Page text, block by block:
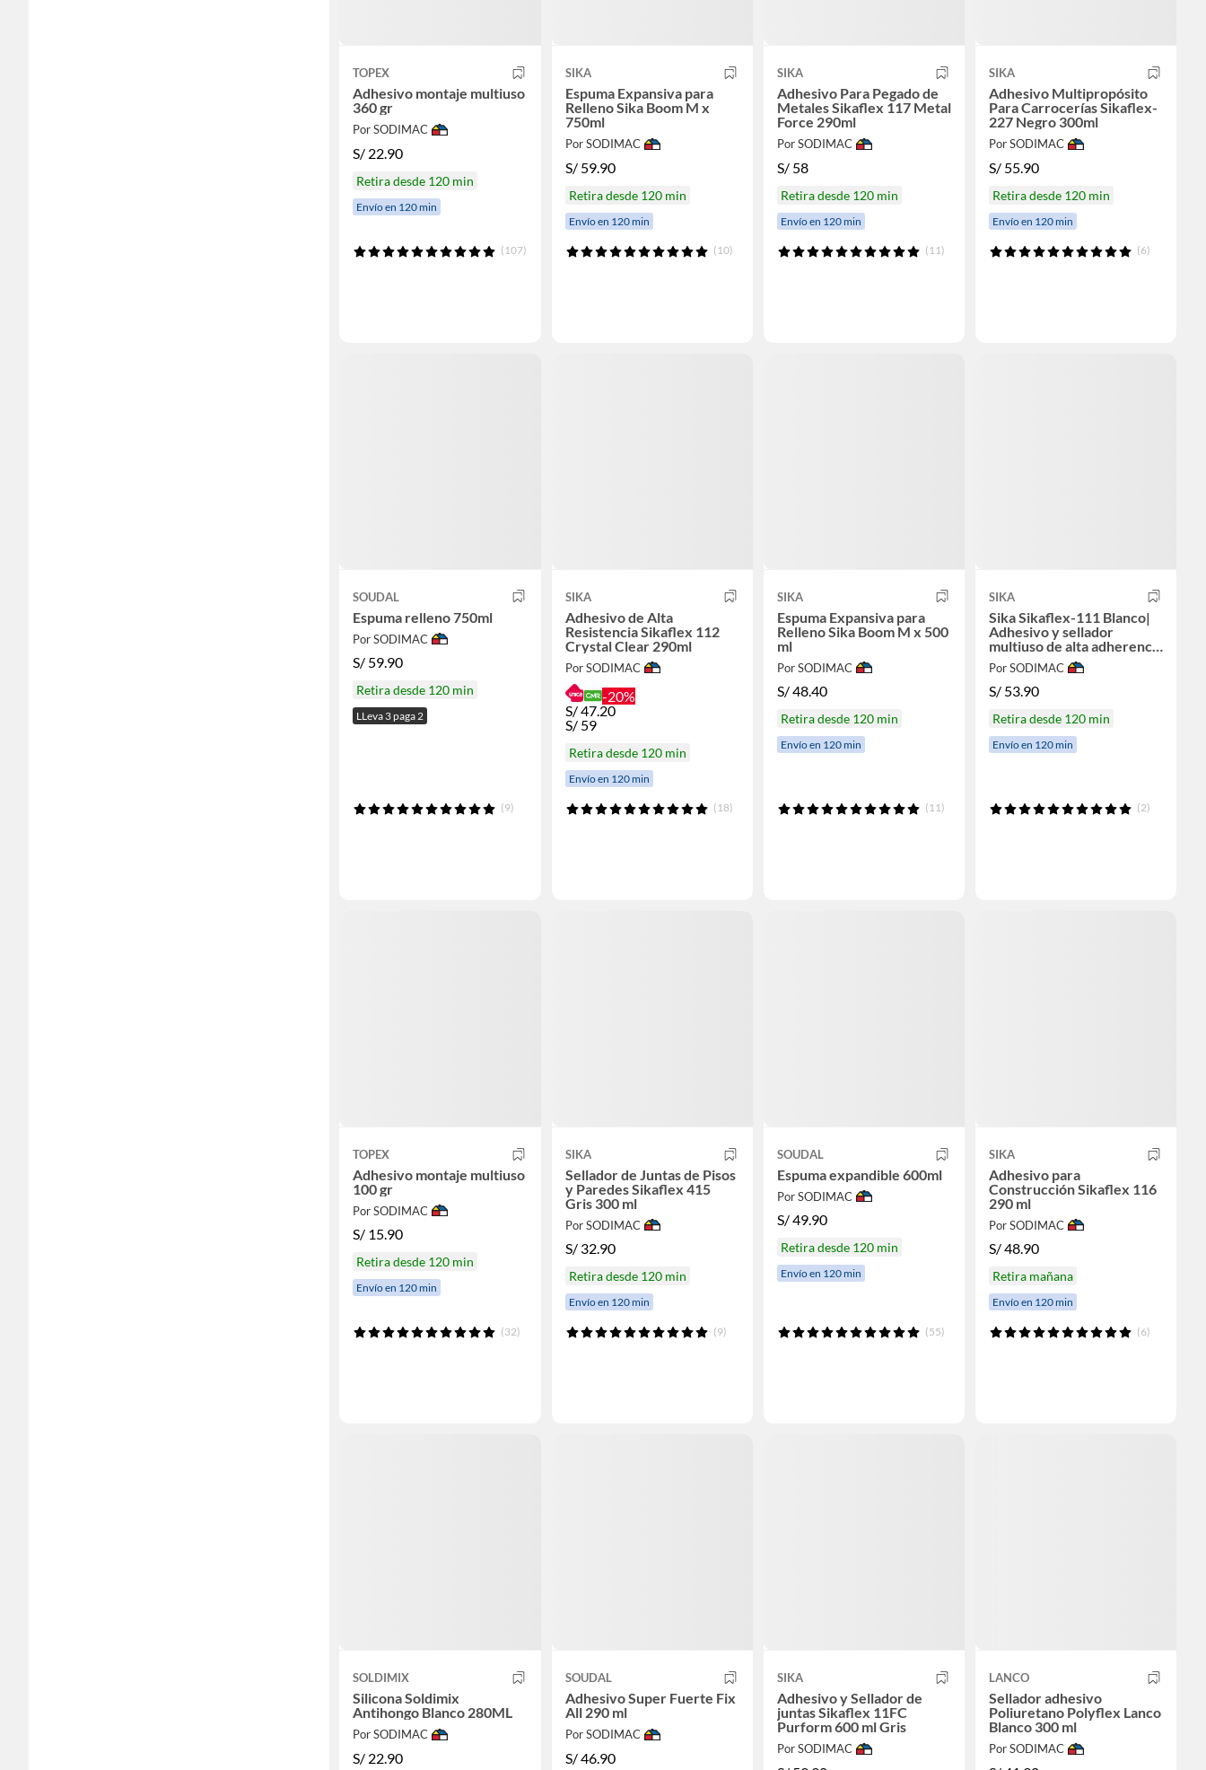
TOPEX
Adhesivo montaje multiuso
360 gr
Por SODIMAC
S/ 22.90
Retira desde 120 min
Envío en 120 min
(107)
SIKA
Espuma Expansiva para
Relleno Sika Boom M x
750ml
Por SODIMAC
S/ 59.90
Retira desde 120 min
Envío en 120 min
(10)
SIKA
Adhesivo Para Pegado de
Metales Sikaflex 117 Metal
Force 290ml
Por SODIMAC
S/ 58
Retira desde 120 min
Envío en 120 min
(11)
SIKA
Adhesivo Multipropósito
Para Carrocerías Sikaflex-
227 Negro 300ml
Por SODIMAC
S/ 55.90
Retira desde 120 min
Envío en 120 min
(6)
SOUDAL
Espuma relleno 750ml
Por SODIMAC
S/ 59.90
Retira desde 120 min
LLeva 3 paga 2
(9)
SIKA
Adhesivo de Alta
Resistencia Sikaflex 112
Crystal Clear 290ml
Por SODIMAC
-20%
S/47.20
S/ 59
Retira desde 120 min
Envío en 120 min
(18)
SIKA
Espuma Expansiva para
Relleno Sika Boom M x 500
ml
Por SODIMAC
S/48.40
Retira desde 120 min
Envío en 120 min
(11)
SIKA
Sika Sikaflex-111 Blanco|
Adhesivo y sellador
multiuso de alta adherencia
290 ml
Por SODIMAC
S/ 53.90
Retira desde 120 min
Envío en 120 min
(2)
TOPEX
Adhesivo montaje multiuso
100 gr
Por SODIMAC
S/ 15.90
Retira desde 120 min
Envío en 120 min
(32)
SIKA
Sellador de Juntas de Pisos
y Paredes Sikaflex 415
Gris 300 ml
Por SODIMAC
S/ 32.90
Retira desde 120 min
Envío en 120 min
(9)
SOUDAL
Espuma expandible 600ml
Por SODIMAC
S/49.90
Retira desde 120 min
Envío en 120 min
(55)
SIKA
Adhesivo para
Construcción Sikaflex 116
290 ml
Por SODIMAC
S/48.90
Retira mañana
Envío en 120 min
(6)
SOLDIMIX
Silicona Soldimix
Antihongo Blanco 280ML
Por SODIMAC
S/ 22.90
SOUDAL
Adhesivo Super Fuerte Fix
All 290 ml
Por SODIMAC
S/46.90
SIKA
Adhesivo y Sellador de
juntas Sikaflex 11FC
Purform 600 ml Gris
Por SODIMAC
LANCO
Sellador adhesivo
Poliuretano Polyflex Lanco
Blanco 300 ml
Por SODIMAC